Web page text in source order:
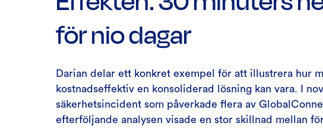
för nio dagar
Darian delar ett konkret exempel för att illustrera hur
kostnadseffektiv en konsoliderad lösning kan vara. I
säkerhetsincident som påverkade flera av
efterföljande analysen visade en stor skillnad mellan